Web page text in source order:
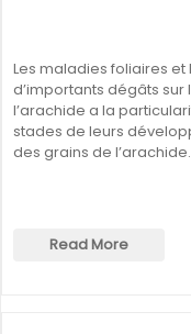
Les maladies foliaires
d’importants dégâts sur
l’arachide a la
stades de leurs
des grains de
Read More